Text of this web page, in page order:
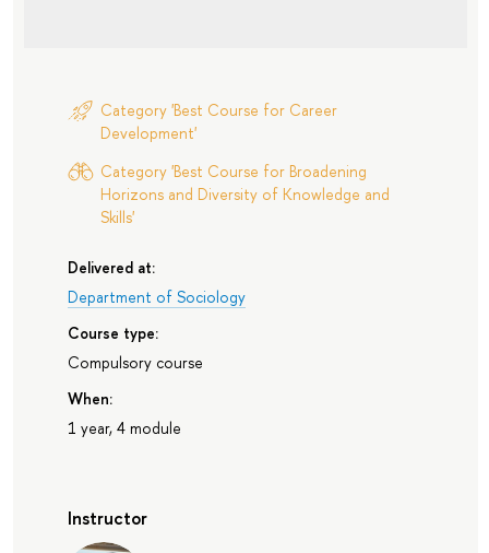
Category 'Best Course for Career
Development'
Category 'Best Course for Broadening
Horizons and Diversity of Knowledge and
Skills'
Delivered at:
Department of Sociology
Course type:
Compulsory course
When:
1 year, 4 module
Instructor